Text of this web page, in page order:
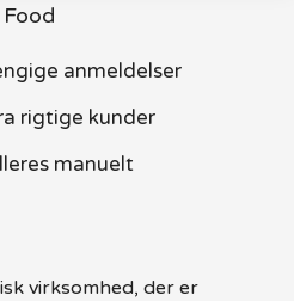
anmeldelser
rigtige kunder
manuelt
virksomhed, der er